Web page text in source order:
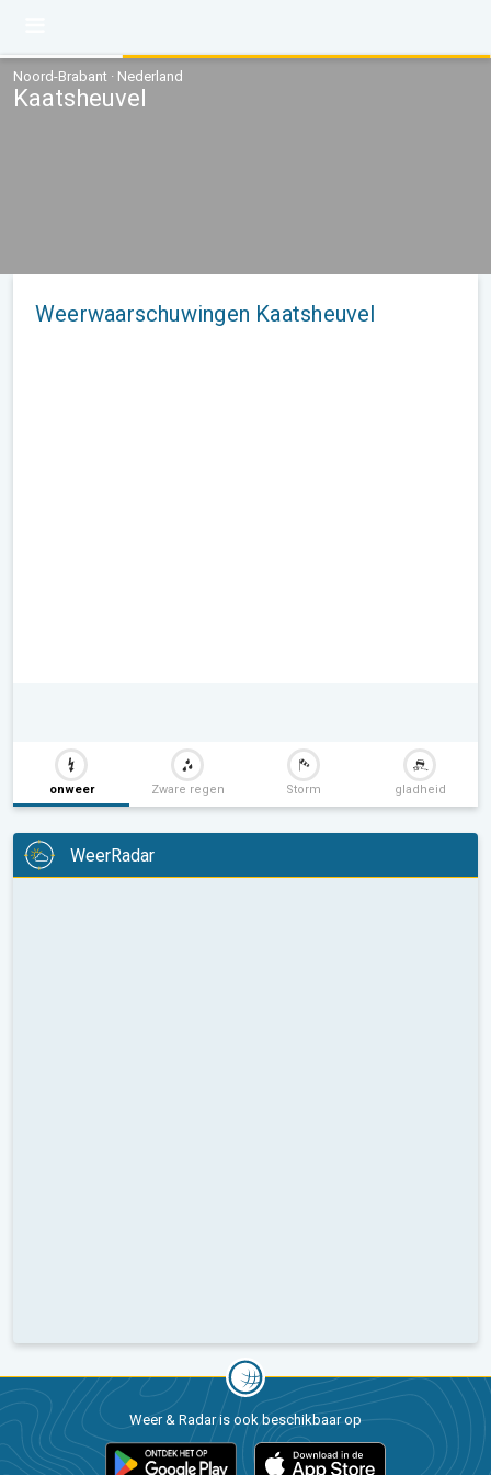
Noord-Brabant · Nederland
Kaatsheuvel
Weerwaarschuwingen Kaatsheuvel
onweer Zware regen Storm gladheid
WeerRadar
Weer & Radar is ook beschikbaar op